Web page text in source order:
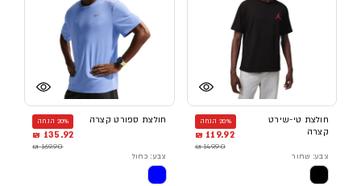
חולצת טי-שירט
קצרה
20% הנחה
119.92 ₪
149.90 ₪
צבע: שחור
חולצת ספורט קצרה 20% הנחה
135.92 ₪
169.90 ₪
צבע: כחול